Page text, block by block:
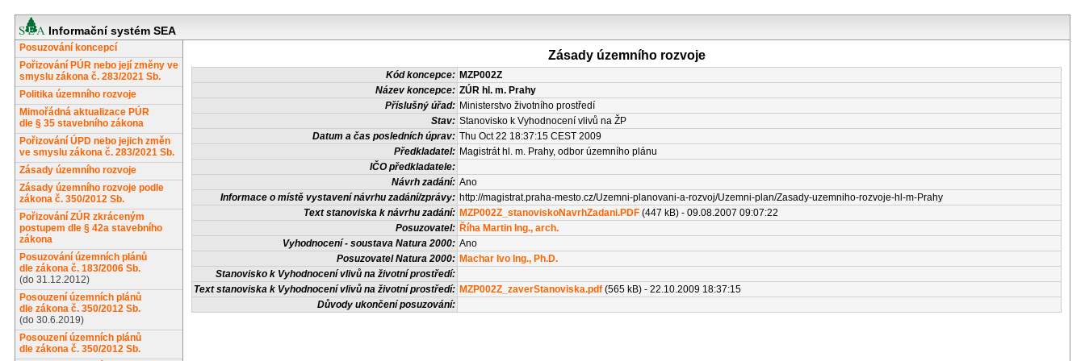
Informační systém SEA
Posuzování koncepcí
Pořizování PÚR nebo její změny ve
smyslu zákona č. 283/2021 Sb.
Politika územního rozvoje
Mimořádná aktualizace PÚR
dle § 35 stavebního zákona
Pořizování ÚPD nebo jejich změn
ve smyslu zákona č. 283/2021 Sb.
Zásady územního rozvoje
Zásady územního rozvoje podle
zákona č. 350/2012 Sb.
Pořizování ZÚR zkráceným
postupem dle § 42a stavebního
zákona
Posuzování územních plánů
dle zákona č. 183/2006 Sb.
(do 31.12.2012)
Posouzení územních plánů
dle zákona č. 350/2012 Sb.
(do 30.6.2019)
Posouzení územních plánů
dle zákona č. 350/2012 Sb.
Zásady územního rozvoje
Kód koncepce: MZP002Z
Název koncepce: ZÚR hl. m. Prahy
Příslušný úřad: Ministerstvo životního prostředí
Stav: Stanovisko k Vyhodnocení vlivů na ŽP
Datum a čas posledních úprav: Thu Oct 22 18:37:15 CEST 2009
Předkladatel: Magistrát hl. m. Prahy, odbor územního plánu
IČO předkladatele:
Návrh zadání: Ano
Informace o místě vystavení návrhu zadání/zprávy: http://magistrat.praha-mesto.cz/Uzemni-planovani-a-rozvoj/Uzemni-plan/Zasady-uzemniho-rozvoje-hl-m-Prahy
Text stanoviska k návrhu zadání: MZP002Z_stanoviskoNavrhZadani.PDF (447 kB) - 09.08.2007 09:07:22
Posuzovatel: Říha Martin Ing., arch.
Vyhodnocení - soustava Natura 2000: Ano
Posuzovatel Natura 2000: Machar Ivo Ing., Ph.D.
Stanovisko k Vyhodnocení vlivů na životní prostředí:
Text stanoviska k Vyhodnocení vlivů na životní prostředí: MZP002Z_zaverStanoviska.pdf (565 kB) - 22.10.2009 18:37:15
Důvody ukončení posuzování: